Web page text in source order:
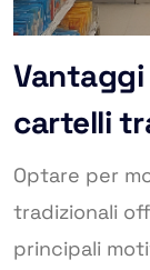
cartelli
Optare per
tradizionali
principali